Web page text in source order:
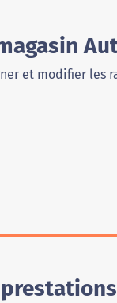
et modifier les